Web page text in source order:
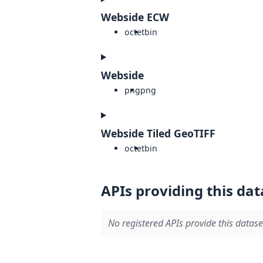
Webside ECW
octetbin
Webside
pngpng
Webside Tiled GeoTIFF
octetbin
APIs providing this
No registered APIs provide this